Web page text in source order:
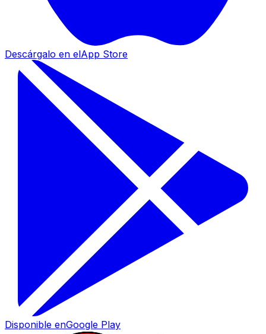
Descárgalo en elApp Store
Disponible enGoogle Play